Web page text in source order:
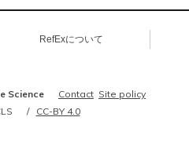
RefExについて
Science Contact Site policy
CC-BY 4.0